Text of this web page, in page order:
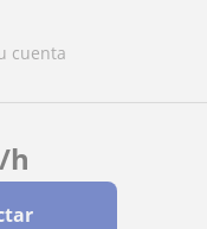
cuenta
h